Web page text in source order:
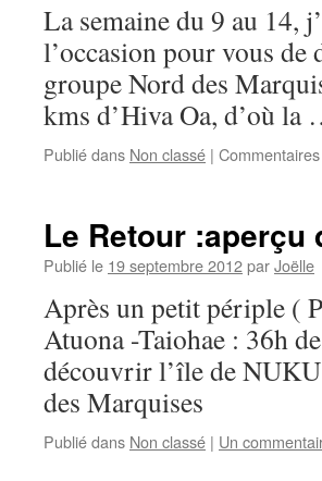
La semaine du 9 au 14,
l’occasion pour vous
groupe Nord des
kms d’Hiva Oa, d’où la
Publié dans Non classé |
Le Retour :aperçu
Publié le 19 septembre 2012parJoëlle
Après un petit périple (
Atuona -Taiohae : 36h
découvrir l’île de
des Marquises
Publié dans Non classé | Un